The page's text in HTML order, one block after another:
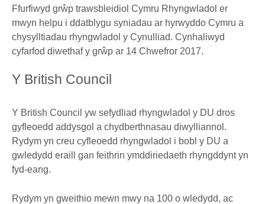
Ffurfiwyd grŵp trawsbleidiol Cymru Rhyngwladol er
mwyn helpu i ddatblygu syniadau ar hyrwyddo Cymru a
chysylltiadau rhyngwladol y Cynulliad. Cynhaliwyd
cyfarfod diwethaf y grŵp ar 14 Chwefror 2017.
Y British Council
Y British Council yw sefydliad rhyngwladol y DU dros
gyfleoedd addysgol a chydberthnasau diwylliannol.
Rydym yn creu cyfleoedd rhyngwladol i bobl y DU a
gwledydd eraill gan feithrin ymddiriedaeth rhyngddynt yn
fyd-eang.
Rydym yn gweithio mewn mwy na 100 o wledydd, ac